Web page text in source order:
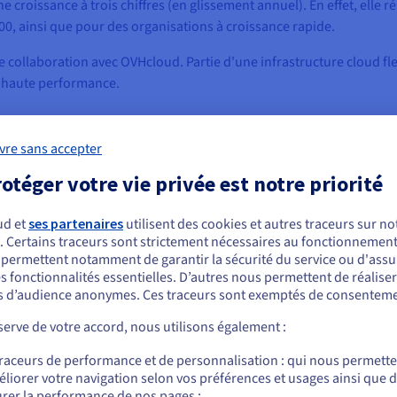
croissance à trois chiffres (en glissement annuel). En effet, elle
ainsi que pour des organisations à croissance rapide.
avec OVHcloud. Partie d'une infrastructure cloud
performance.
et une croissance attendue
à des clients du monde entier. La société avait donc besoin
sécurisée, fiable et rentable. Il ne s'agissait pas
solide et évolutive pour la croissance qu’elle anticipait.
– afin de permettre à Logit.io de s'adapter à des
son offre dans de nouvelles régions.
gérés par Logit.io, un rapport coût-performance optimal était
semblez être localisé en États-Unis.
commander, rendez-vous sur le site de votre pays (États-Unis) et créez un
us.ovhcloud.com/
Anglais USD - $
sans accepter
votre vie privée est notre priorité
etses partenaires utilisent des cookies et autres traceurs sur
Certains traceurs sont strictement nécessaires au
notamment de garantir la sécurité du service ou
fonctionnalités essentielles. D’autres nous permettent de
d’audience anonymes. Ces traceurs sont exemptés de
de votre accord, nous utilisons également :
de performance et de personnalisation : qui nous
votre navigation selon vos préférences et usages ainsi que